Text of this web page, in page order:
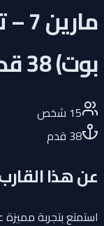
بوت) 38 قدم في أبوظبي
15شخص
38قدم
عن هذا القارب